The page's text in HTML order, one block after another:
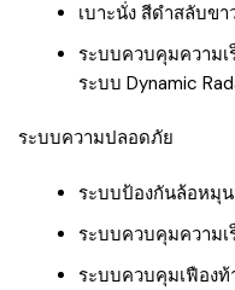
เบาะนั่ง สีดำสลับขา
ระบบควบคุมความ
ระบบ Dynamic
ระบบความปลอดภัย
ระบบป้องกันล้อหมุ
ระบบควบคุมความเ
ระบบควบคุมเฟือง